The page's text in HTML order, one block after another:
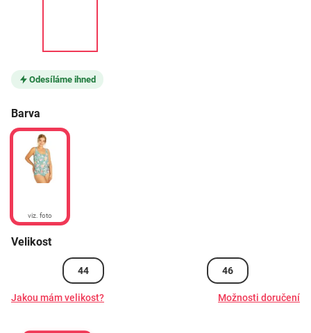
Odesíláme ihned
Barva
viz. foto
Velikost
44 46
Jakou mám velikost? Možnosti doručení